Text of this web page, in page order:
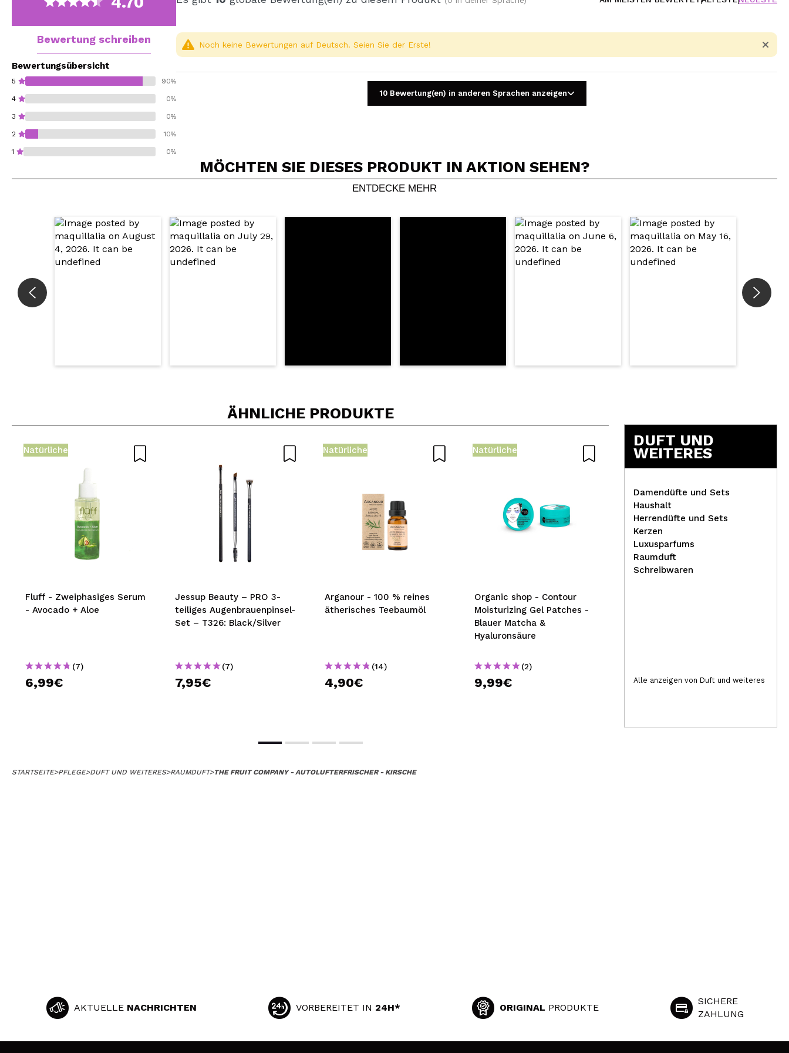
Bewertung schreiben
Bewertungsübersicht
5 90%
4 0%
3 0%
2 10%
1 0%
Ein Video oder Foto teilen
Dein Video könnte das erste sein. Stell es dir vor...
Würden Sie diesen Kauf empfehlen? Ja Nein 5/5
SENDEN
Noch keine Bewertungen auf Deutsch. Seien Sie der Erste!
10 Bewertung(en) in anderen Sprachen anzeigen
MÖCHTEN SIE DIESES PRODUKT IN AKTION SEHEN?
ENTDECKE MEHR
ÄHNLICHE PRODUKTE
Natürliche
Fluff - Zweiphasiges Serum
- Avocado + Aloe
(7)
6,99€
Jessup Beauty – PRO 3-
teiliges Augenbrauenpinsel-
Set – T326: Black/Silver
(7)
7,95€
Natürliche
Arganour - 100 % reines
ätherisches Teebaumöl
(14)
4,90€
Natürliche
Organic shop - Contour
Moisturizing Gel Patches -
Blauer Matcha &
Hyaluronsäure
(2)
9,99€
Claresa - Semi-
permanenter Nagellack
Soak off - 801: Green
4,95€
DUFT UND
WEITERES
Damendüfte und Sets
Haushalt
Herrendüfte und Sets
Kerzen
Luxusparfums
Raumduft
Schreibwaren
Alle anzeigen von Duft und weiteres
STARTSEITE>PFLEGE>DUFT UND WEITERES>RAUMDUFT>THE FRUIT COMPANY - AUTOLUFTERFRISCHER - KIRSCHE
AKTUELLE NACHRICHTEN VORBEREITET IN 24H* ORIGINAL PRODUKTE
SICHERE
ZAHLUNG